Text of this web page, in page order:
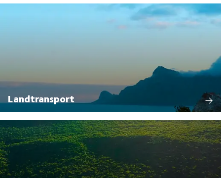
Landtransport